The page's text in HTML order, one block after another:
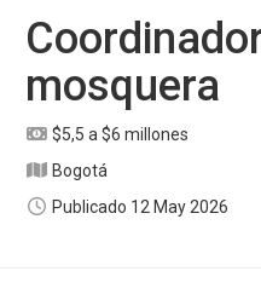
mosquera
$5,5 a $6 millones
Bogotá
Publicado 12 May 2026